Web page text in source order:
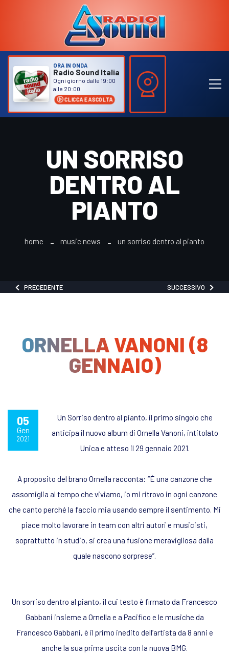
ORA IN ONDA
Radio Sound Italia
Ogni giorno dalle 19:00
alle 20:00
CLICCA E ASCOLTA
UN SORRISO
DENTRO AL
PIANTO
home music news un sorriso dentro al pianto
PRECEDENTE SUCCESSIVO
ORNELLA VANONI (8
GENNAIO)
05
Gen
2021
Un Sorriso dentro al pianto, il primo singolo che
anticipa il nuovo album di Ornella Vanoni, intitolato
Unica e atteso il 29 gennaio 2021.
A proposito del brano Ornella racconta: “È una canzone che
assomiglia al tempo che viviamo, io mi ritrovo in ogni canzone
che canto perché la faccio mia usando sempre il sentimento. Mi
piace molto lavorare in team con altri autori e musicisti,
soprattutto in studio, si crea una fusione meravigliosa dalla
quale nascono sorprese”.
Un sorriso dentro al pianto, il cui testo è firmato da Francesco
Gabbani insieme a Ornella e a Pacifico e le musiche da
Francesco Gabbani, è il primo inedito dell’artista da 8 anni e
anche la sua prima uscita con la nuova BMG.